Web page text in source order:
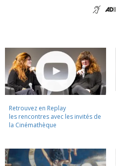
Retrouvez en Replay
les rencontres avec les invités de
la Cinémathèque